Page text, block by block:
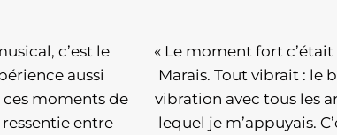
c’est le
aussi
ces moments de
entre
« Le moment fort
Marais. Tout vibrait : le
vibration avec tous les
lequel je m’appuyais.